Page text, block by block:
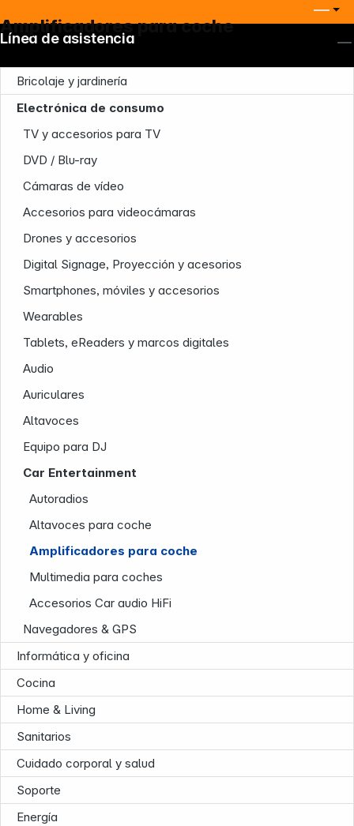
Amplificadores para coche
Bricolaje y jardinería
Electrónica de consumo
TV y accesorios para TV
DVD / Blu-ray
Cámaras de vídeo
Accesorios para videocámaras
Drones y accesorios
Digital Signage, Proyección y acesorios
Smartphones, móviles y accesorios
Wearables
Tablets, eReaders y marcos digitales
Audio
Auriculares
Altavoces
Equipo para DJ
Car Entertainment
Autoradios
Altavoces para coche
Amplificadores para coche
Multimedia para coches
Accesorios Car audio HiFi
Navegadores & GPS
Informática y oficina
Cocina
Home & Living
Sanitarios
Cuidado corporal y salud
Soporte
Energía
Línea de asistencia
Nuestra empresa
News